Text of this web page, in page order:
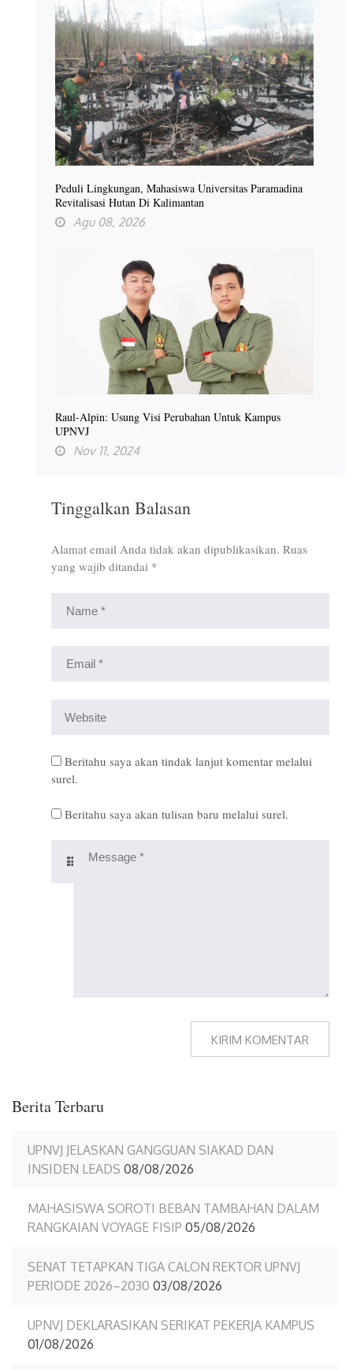
Peduli Lingkungan, Mahasiswa Universitas Paramadina
Revitalisasi Hutan Di Kalimantan
Agu 08, 2026
Raul-Alpin: Usung Visi Perubahan Untuk Kampus
UPNVJ
Nov 11, 2024
Tinggalkan Balasan
Alamat email Anda tidak akan dipublikasikan. Ruas
yang wajib ditandai *
Beritahu saya akan tindak lanjut komentar melalui
surel.
Beritahu saya akan tulisan baru melalui surel.
Berita Terbaru
UPNVJ JELASKAN GANGGUAN SIAKAD DAN
INSIDEN LEADS 08/08/2026
MAHASISWA SOROTI BEBAN TAMBAHAN DALAM
RANGKAIAN VOYAGE FISIP 05/08/2026
SENAT TETAPKAN TIGA CALON REKTOR UPNVJ
PERIODE 2026–2030 03/08/2026
UPNVJ DEKLARASIKAN SERIKAT PEKERJA KAMPUS
01/08/2026